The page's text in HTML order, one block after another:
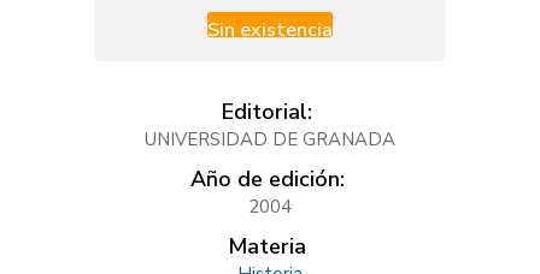
Sin existencia
Editorial:
UNIVERSIDAD DE GRANADA
Año de edición:
2004
Materia